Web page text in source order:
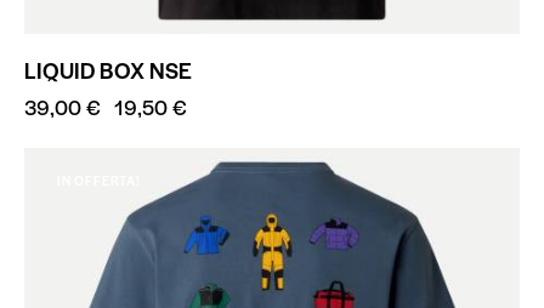
LIQUID BOX NSE
39,00€ 19,50€